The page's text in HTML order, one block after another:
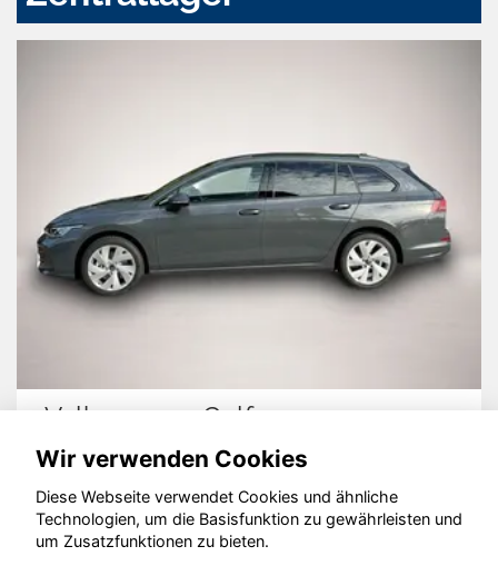
Volkswagen Golf
© konjunkturmotor.de GmbH 2020 - 2026
Wir verwenden Cookies
Diese Webseite verwendet Cookies und ähnliche
Technologien, um die Basisfunktion zu gewährleisten und
um Zusatzfunktionen zu bieten.